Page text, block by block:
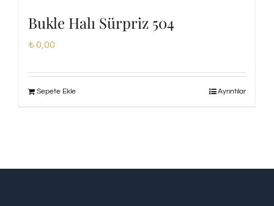
Bukle Halı Sürpriz 504
₺0,00
Sepete Ekle Ayrıntılar